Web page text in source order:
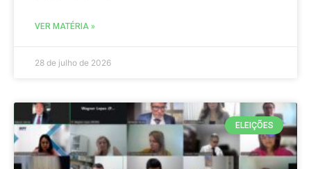
VER MATÉRIA »
28 de julho de 2026
ELEIÇÕES